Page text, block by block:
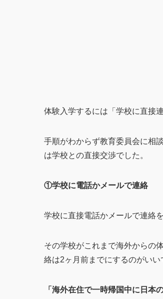
体験入学するには「学校に直接
手順がわからず教育委員会に相
は学校との直接交渉でした。
①学校に電話かメールで連絡
学校に直接電話かメールで連絡
その学校がこれまで海外からの
絡は2ヶ月前までにするのがいい
「海外在住で一時帰国中に日本